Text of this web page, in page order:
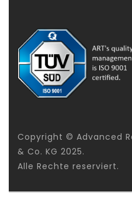
Copyright © Advanced
& Co. KG 2025.
Alle Rechte reserviert.